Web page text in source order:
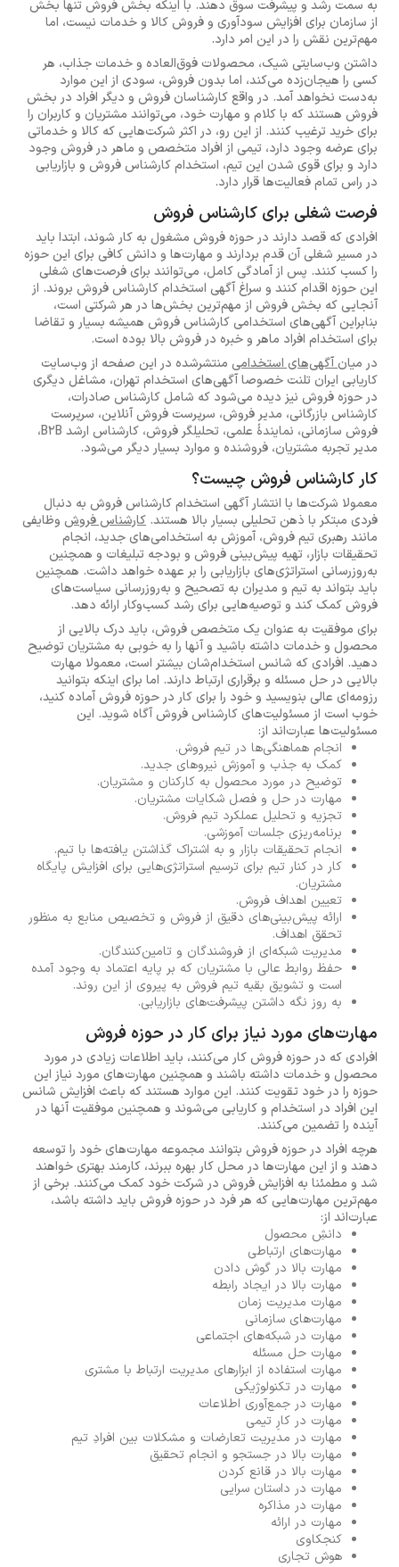
به سمت رشد و پیشرفت سوق دهند. با اینکه بخش فروش تنها بخش
از سازمان برای افزایش سودآوری و فروش کالا و خدمات نیست، اما
مهم‌ترین نقش را در این امر دارد.
داشتن وب‌سایتی شیک، محصولات فوق‌العاده و خدمات جذاب، هر
کسی را هیجان‌زده می‌کند، اما بدون فروش، سودی از این موارد
به‌دست نخواهد آمد. در واقع کارشناسان فروش و دیگر افراد در بخش
فروش هستند که با کلام و مهارت خود، می‌توانند مشتریان و کاربران را
برای خرید ترغیب کنند. از این رو، در اکثر شرکت‌هایی که کالا و خدماتی
برای عرضه وجود دارد، تیمی از افراد متخصص و ماهر در فروش وجود
دارد و برای قوی شدن این تیم، استخدام کارشناس فروش و بازاریابی
در راس تمام فعالیت‌ها قرار دارد.
فرصت شغلی برای کارشناس فروش
افرادی که قصد دارند در حوزه فروش مشغول به کار شوند، ابتدا باید
در مسیر شغلی آن قدم بردارند و مهارت‌ها و دانش کافی برای این حوزه
را کسب کنند. پس از آمادگی کامل، می‌توانند برای فرصت‌های شغلی
این حوزه اقدام کنند و سراغ آگهی استخدام کارشناس فروش بروند. از
آنجایی که بخش فروش از مهم‌ترین بخش‌ها در هر شرکتی است،
بنابراین آگهی‌های استخدامی کارشناس فروش همیشه بسیار و تقاضا
برای استخدام افراد ماهر و خبره در فروش بالا بوده است.
در میانآگهی‌های استخدامی منتشرشده در این صفحه از وب‌سایت
کاریابی ایران تلنت خصوصا آگهی‌های استخدام تهران، مشاغل دیگری
در حوزه فروش نیز دیده می‌شود که شامل کارشناس صادرات،
کارشناس بازرگانی، مدیر فروش، سرپرست فروش آنلاین، سرپرست
فروش سازمانی، نمایندۀ علمی، تحلیلگر فروش، کارشناس ارشد B2B،
مدیر تجربه مشتریان، فروشنده و موارد بسیار دیگر می‌شود.
کار کارشناس فروش چیست؟
معمولا شرکت‌ها با انتشار آگهی استخدام کارشناس فروش به دنبال
فردی مبتکر با ذهن تحلیلی بسیار بالا هستند. کارشناس فروش وظایفی
مانند رهبری تیم فروش، آموزش به استخدامی‌های جدید، انجام
تحقیقات بازار، تهیه پیش‌بینی فروش و بودجه تبلیغات و همچنین
به‌روزرسانی استراتژی‌های بازاریابی را بر عهده خواهد داشت. همچنین
باید بتواند به تیم و مدیران به تصحیح و به‌روزرسانی سیاست‌های
فروش کمک کند و توصیه‌هایی برای رشد کسب‌وکار ارائه دهد.
برای موفقیت به عنوان یک متخصص فروش، باید درک بالایی از
محصول و خدمات داشته باشید و آنها را به خوبی به مشتریان توضیح
دهید. افرادی که شانس استخدام‌شان بیشتر است، معمولا مهارت
بالایی در حل مسئله و برقراری ارتباط دارند. اما برای اینکه بتوانید
رزومه‌ای عالی بنویسید و خود را برای کار در حوزه فروش آماده کنید،
خوب است از مسئولیت‌های کارشناس فروش آگاه شوید. این
مسئولیت‌ها عبارت‌اند از:
انجام هماهنگی‌ها در تیم فروش.
کمک به جذب و آموزش نیروهای جدید.
توضیح در مورد محصول به کارکنان و مشتریان.
مهارت در حل و فصل شکایات مشتریان.
تجزیه و تحلیل عملکرد تیم فروش.
برنامه‌ریزی جلسات آموزشی.
انجام تحقیقات بازار و به اشتراک گذاشتن یافته‌ها با تیم.
کار در کنار تیم برای ترسیم استراتژی‌هایی برای افزایش پایگاه
مشتریان.
تعیین اهداف فروش.
ارائه پیش‌بینی‌های دقیق از فروش و تخصیص منابع به منظور
تحقق اهداف.
مدیریت شبکه‌ای از فروشندگان و تامین‌کنندگان.
حفظ روابط عالی با مشتریان که بر پایه اعتماد به وجود آمده
است و تشویق بقیه تیم فروش به پیروی از این روند.
به روز نگه داشتن پیشرفت‌های بازاریابی.
مهارت‌های مورد نیاز برای کار در حوزه فروش
افرادی که در حوزه فروش کار می‌کنند، باید اطلاعات زیادی در مورد
محصول و خدمات داشته باشند و همچنین مهارت‌های مورد نیاز این
حوزه را در خود تقویت کنند. این موارد هستند که باعث افزایش شانس
این افراد در استخدام و کاریابی می‌شوند و همچنین موفقیت آنها در
آینده را تضمین می‌کنند.
هرچه افراد در حوزه فروش بتوانند مجموعه مهارت‌های خود را توسعه
دهند و از این مهارت‌ها در محل کار بهره ببرند، کارمند بهتری خواهند
شد و مطمئنا به افزایش فروش در شرکت خود کمک می‌کنند. برخی از
مهم‌ترین مهارت‌هایی که هر فرد در حوزه فروش باید داشته باشد،
عبارت‌اند از:
دانشِ محصول
مهارت‌های ارتباطی
مهارت بالا در گوش دادن
مهارت بالا در ایجاد رابطه
مهارت مدیریت زمان
مهارت‌های سازمانی
مهارت در شبکه‌های اجتماعی
مهارت حل مسئله
مهارت استفاده از ابزارهای مدیریت ارتباط با مشتری
مهارت در تکنولوژیکی
مهارت در جمع‌آوری اطلاعات
مهارت در کارِ تیمی
مهارت در مدیریت تعارضات و مشکلات بین افرادِ تیم
مهارت بالا در جستجو و انجام تحقیق
مهارت بالا در قانع کردن
مهارت در داستان سرایی
مهارت در مذاکره
مهارت در ارائه
کنجکاوی
هوش تجاری